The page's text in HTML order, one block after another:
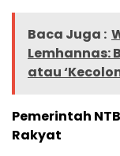
Baca Juga :
Lemhannas:
atau
Pemerintah
Rakyat